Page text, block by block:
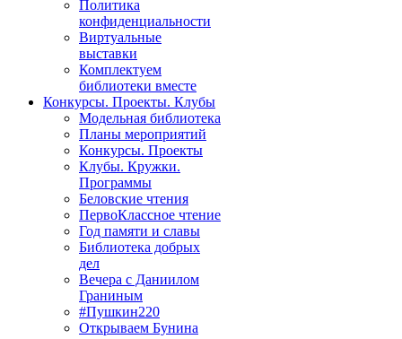
Политика
конфиденциальности
Виртуальные
выставки
Комплектуем
библиотеки вместе
Конкурсы. Проекты. Клубы
Модельная библиотека
Планы мероприятий
Конкурсы. Проекты
Клубы. Кружки.
Программы
Беловские чтения
ПервоКлассное чтение
Год памяти и славы
Библиотека добрых
дел
Вечера с Даниилом
Граниным
#Пушкин220
Открываем Бунина